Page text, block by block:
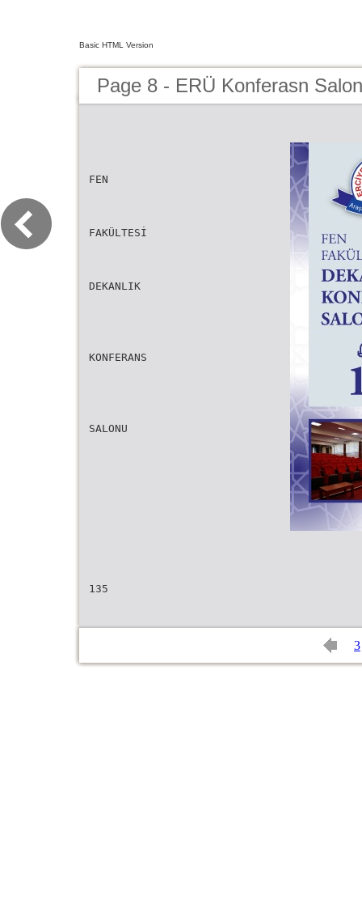
Basic HTML Version
Page 8 - ERÜ Konferasn
FEN
FAKÜLTESİ
DEKANLIK
KONFERANS
SALONU
135
3